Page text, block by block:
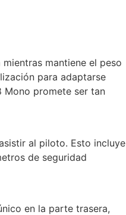
mantiene el peso
para adaptarse
Mono promete ser tan
al piloto. Esto incluye
de seguridad
en la parte trasera,